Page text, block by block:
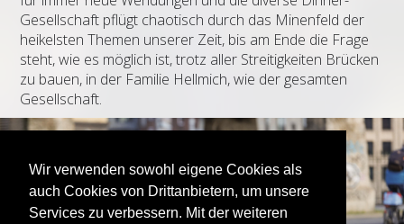
Wir verwenden sowohl eigene Cookies als
auch Cookies von Drittanbietern, um unsere
Services zu verbessern. Mit der weiteren
Gesellschaft pflügt chaotisch durch das Minenfeld der
heikelsten Themen unserer Zeit, bis am Ende die Frage
steht, wie es möglich ist, trotz aller Streitigkeiten Brücken
zu bauen, in der Familie Hellmich, wie der gesamten
Gesellschaft.